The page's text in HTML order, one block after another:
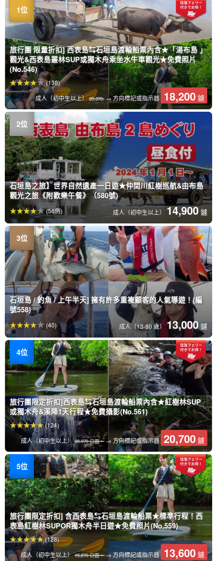
旅行團 限量折扣] 西表島⇆石垣島渡輪船票內含★「湯布島 」
觀光&西表島叢林SUP或獨木舟乘坐水牛車觀光★免費照片
(No.546)
成人（初中生以上）20,370. → 方向標記或指示器 18,200 鑢
(138)
石垣島之旅】世界自然遺產一日遊★仲間川紅樹巡航&由布島
觀光之旅《附歡樂午餐》（580號)
成人（初中生以上） 14,900 鑢
(56例)
石垣島 / 釣魚 / 上午半天] 擁有許多重複顧客的人氣導遊！(編
號558)
成人（13-80 歲）13,000 鑢
(40)
旅行團限定折扣]西表島⇆石垣島渡輪船票內含★紅樹林SUP
或獨木舟&溪降1天行程★免費攝影(No.561)
成人（初中生以上）28,070 日圓。→ 方向標記或指示器 20,700 鑢
(124)
旅行團限定折扣] 含西表島⇆石垣島渡輪船票★標準行程！西
表島紅樹林SUPOR獨木舟半日遊★免費照片(No.559)
成人（初中生以上）15,270 日圓。→ 方向標記或指示器 13,600 鑢
(128)